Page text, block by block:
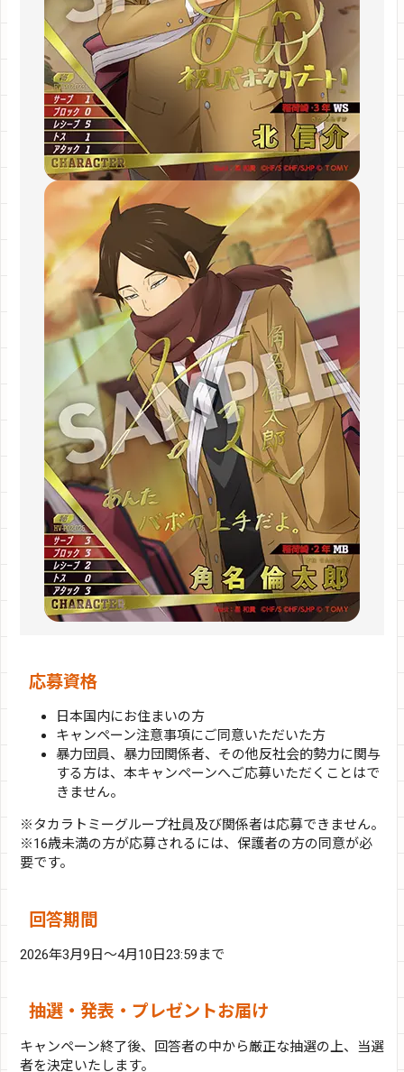
応募資格
日本国内にお住まいの方
キャンペーン注意事項にご同意いただいた方
暴力団員、暴力団関係者、その他反社会的勢力に関与
する方は、本キャンペーンへご応募いただくことはで
きません。
※タカラトミーグループ社員及び関係者は応募できません。
※16歳未満の方が応募されるには、保護者の方の同意が必
要です。
回答期間
2026年3月9日～4月10日23:59まで
抽選・発表・プレゼントお届け
キャンペーン終了後、回答者の中から厳正な抽選の上、当選
者を決定いたします。